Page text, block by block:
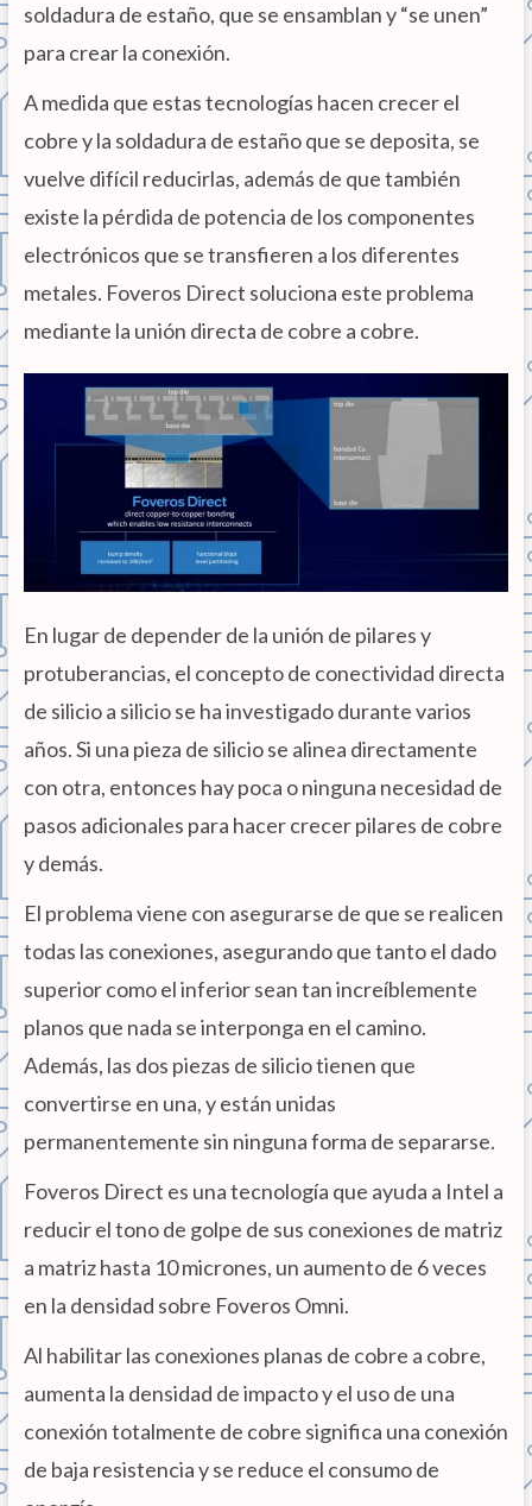
soldadura de estaño, que se ensamblan y “se unen”
para crear la conexión.
A medida que estas tecnologías hacen crecer el
cobre y la soldadura de estaño que se deposita, se
vuelve difícil reducirlas, además de que también
existe la pérdida de potencia de los componentes
electrónicos que se transfieren a los diferentes
metales. Foveros Direct soluciona este problema
mediante la unión directa de cobre a cobre.
En lugar de depender de la unión de pilares y
protuberancias, el concepto de conectividad directa
de silicio a silicio se ha investigado durante varios
años. Si una pieza de silicio se alinea directamente
con otra, entonces hay poca o ninguna necesidad de
pasos adicionales para hacer crecer pilares de cobre
y demás.
El problema viene con asegurarse de que se realicen
todas las conexiones, asegurando que tanto el dado
superior como el inferior sean tan increíblemente
planos que nada se interponga en el camino.
Además, las dos piezas de silicio tienen que
convertirse en una, y están unidas
permanentemente sin ninguna forma de separarse.
Foveros Direct es una tecnología que ayuda a Intel a
reducir el tono de golpe de sus conexiones de matriz
a matriz hasta 10 micrones, un aumento de 6 veces
en la densidad sobre Foveros Omni.
Al habilitar las conexiones planas de cobre a cobre,
aumenta la densidad de impacto y el uso de una
conexión totalmente de cobre significa una conexión
de baja resistencia y se reduce el consumo de